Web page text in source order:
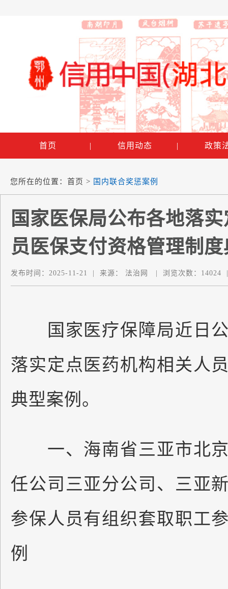
首页 | 信用动态 | 政策
您所在的位置： 首页 > 国内联合奖惩案例
国家医保局公布各地落
员医保支付资格管理制
发布时间： 2025-11-21 来源： 法治网 浏览次数： 14024
国家医疗保障局近日公
落实定点医药机构相关人
典型案例。
一、海南省三亚市北京
任公司三亚分公司、三亚
参保人员有组织套取职工
例